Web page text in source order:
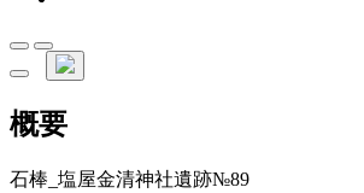
概要
石棒_塩屋金清神社遺跡№89